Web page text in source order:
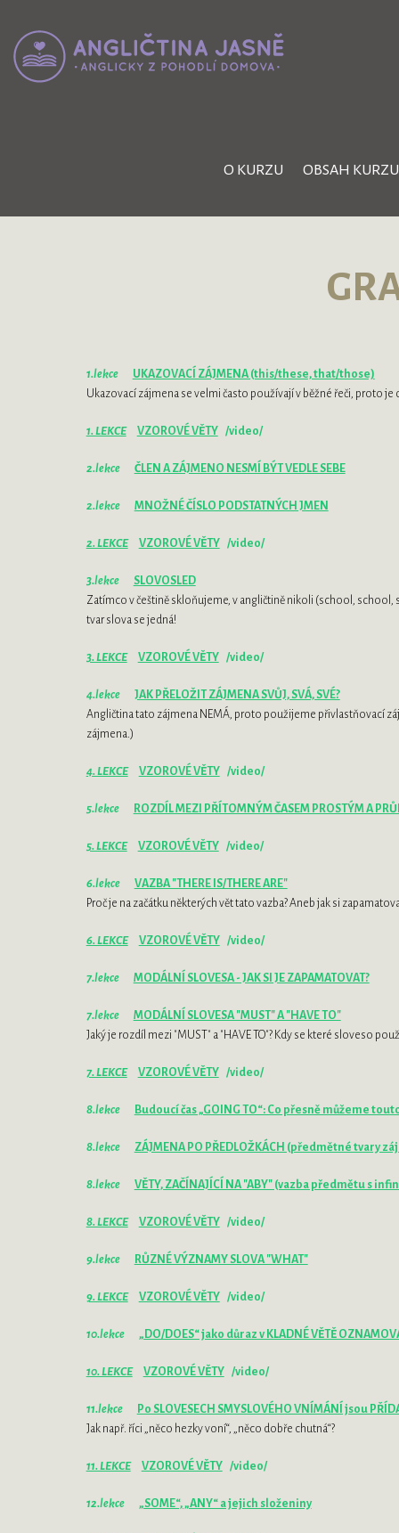
O KURZU OBSAH KURZU
1.lekce
UKAZOVACÍ ZÁJMENA (this/these, that/those)
Ukazovací zájmena se velmi často používají v běžné řeči, proto
1. LEKCE VZOROVÉ VĚTY/video/
2.lekce ČLEN A ZÁJMENO NESMÍ BÝT VEDLE SEBE
2.lekce MNOŽNÉ ČÍSLO PODSTATNÝCH JMEN
2. LEKCE VZOROVÉ VĚTY/video/
3.lekce
SLOVOSLED
Zatímco v češtině skloňujeme, v angličtině nikoli (school,
tvar slova se jedná!
3. LEKCE VZOROVÉ VĚTY/video/
4.lekce
JAK PŘELOŽIT ZÁJMENA SVŮJ, SVÁ, SVÉ?
Angličtina tato zájmena NEMÁ, proto použijeme přivlastňovací
zájmena.)
4. LEKCE VZOROVÉ VĚTY/video/
5.lekce ROZDÍL MEZI PŘÍTOMNÝM ČASEM PROSTÝM A
5. LEKCE VZOROVÉ VĚTY/video/
6.lekce
VAZBA "THERE IS/THERE ARE"
Proč je na začátku některých vět tato vazba? Aneb jak si
6. LEKCE VZOROVÉ VĚTY/video/
7.lekce MODÁLNÍ SLOVESA - JAK SI JE ZAPAMATOVAT?
7.lekce
MODÁLNÍ SLOVESA "MUST" A "HAVE TO"
Jaký je rozdíl mezi "MUST" a "HAVE TO"? Kdy se které sloveso
7. LEKCE VZOROVÉ VĚTY/video/
8.lekce Budoucí čas „GOING TO“: Co přesně můžeme
8.lekce ZÁJMENA PO PŘEDLOŽKÁCH (předmětné tvary
8.lekce VĚTY, ZAČÍNAJÍCÍ NA "ABY" (vazba předmětu s
8. LEKCE VZOROVÉ VĚTY/video/
9.lekce RŮZNÉ VÝZNAMY SLOVA "WHAT"
9. LEKCE VZOROVÉ VĚTY/video/
10.lekce „DO/DOES“ jako důraz v KLADNÉ VĚTĚ
10. LEKCE VZOROVÉ VĚTY/video/
11.lekce
Po SLOVESECH SMYSLOVÉHO VNÍMÁNÍ jsou
Jak např. říci „něco hezky voní“, „něco dobře chutná“?
11. LEKCE VZOROVÉ VĚTY/video/
12.lekce „SOME“, „ANY“ a jejich složeniny